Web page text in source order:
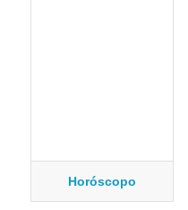
Horóscopo